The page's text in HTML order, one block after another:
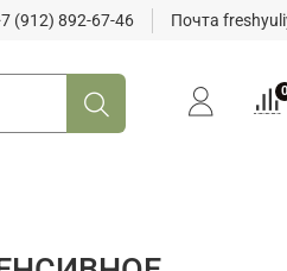
(912) 892-67-46 Почта
0